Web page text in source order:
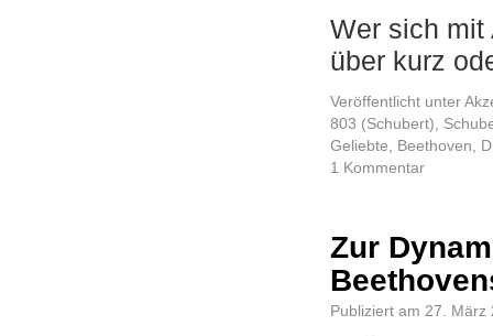
Wer sich mit
über kurz
Veröffentlicht unter
803 (Schubert)
Geliebte
Beethoven
1 Kommentar
Zur
Publiziert am 27. März